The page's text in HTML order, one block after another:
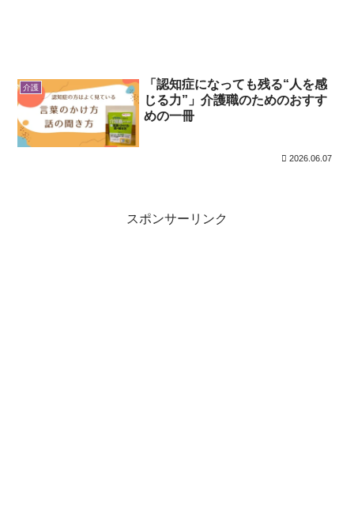
介護
「認知症になっても残る“人を感
じる力”」介護職のためのおすす
めの一冊
2026.06.07
スポンサーリンク